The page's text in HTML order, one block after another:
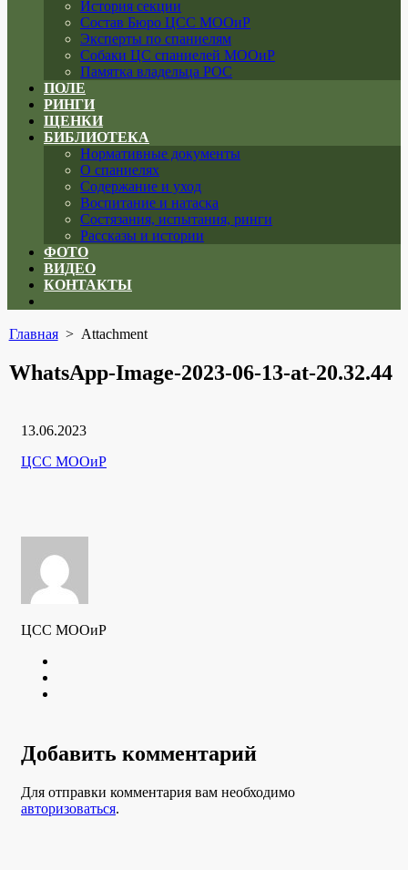
История секции
Состав Бюро ЦСС МООиР
Эксперты по спаниелям
Собаки ЦС спаниелей МООиР
Памятка владельца РОС
ПОЛЕ
РИНГИ
ЩЕНКИ
БИБЛИОТЕКА
Нормативные документы
О спаниелях
Содержание и уход
Воспитание и натаска
Состязания, испытания, ринги
Рассказы и истории
ФОТО
ВИДЕО
КОНТАКТЫ
menu
Главная> Attachment
WhatsApp-Image-2023-06-13-at-20.32.44
Дата
13.06.2023
Рубрики
Автор
ЦСС МООиР
ЦСС МООиР
Добавить комментарий
Для отправки комментария вам необходимо
авторизоваться.